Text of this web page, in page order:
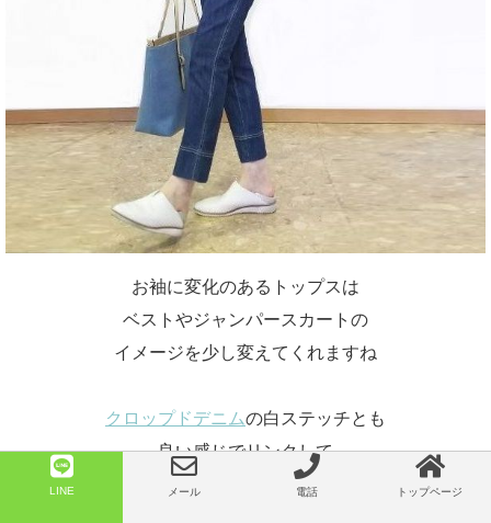
お袖に変化のあるトップスは
ベストやジャンパースカートの
イメージを少し変えてくれますね
クロップドデニムの白ステッチとも
良い感じでリンクして
爽やかな印象が倍増しています☆
LINE メール 電話 トップページ